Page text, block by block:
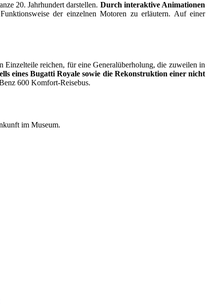
20. Jahrhundert darstellen. Durch interaktive Animationen
der einzelnen Motoren zu erläutern. Auf einer
reichen, für eine Generalüberholung, die zuweilen in
eines Bugatti Royale sowie die Rekonstruktion einer nicht
600 Komfort-Reisebus.
im Museum.